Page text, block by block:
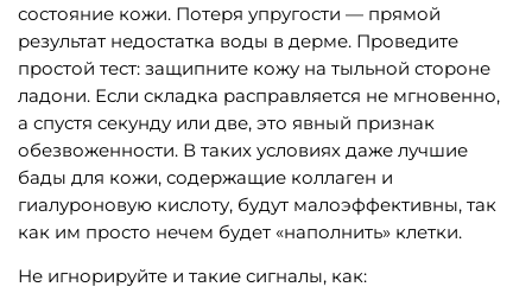
состояние кожи. Потеря упругости — прямой
результат недостатка воды в дерме. Проведите
простой тест: защипните кожу на тыльной стороне
ладони. Если складка расправляется не мгновенно,
а спустя секунду или две, это явный признак
обезвоженности. В таких условиях даже лучшие
бады для кожи, содержащие коллаген и
гиалуроновую кислоту, будут малоэффективны, так
как им просто нечем будет «наполнить» клетки.
Не игнорируйте и такие сигналы, как: